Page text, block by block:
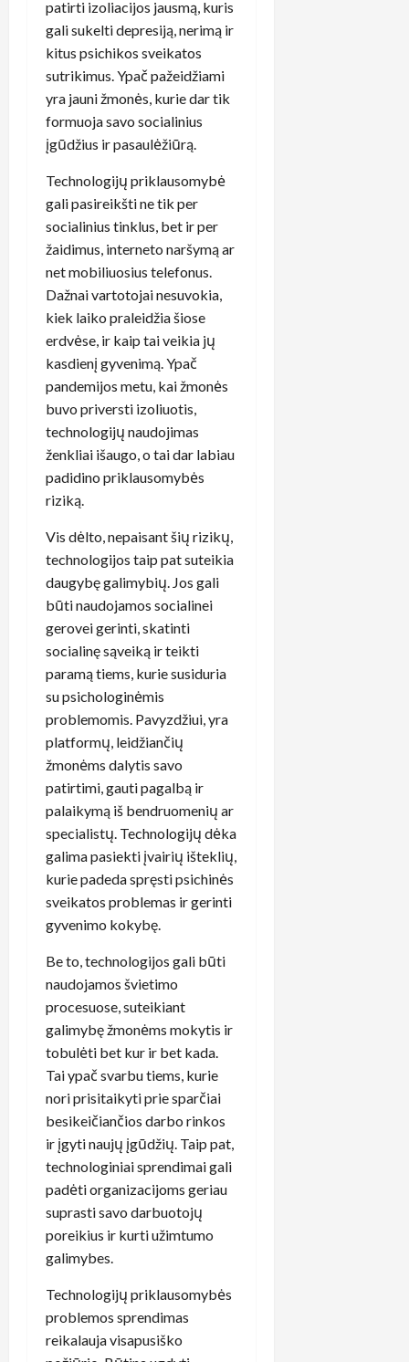
patirti izoliacijos jausmą, kuris
gali sukelti depresiją, nerimą ir
kitus psichikos sveikatos
sutrikimus. Ypač pažeidžiami
yra jauni žmonės, kurie dar tik
formuoja savo socialinius
įgūdžius ir pasaulėžiūrą.
Technologijų priklausomybė
gali pasireikšti ne tik per
socialinius tinklus, bet ir per
žaidimus, interneto naršymą ar
net mobiliuosius telefonus.
Dažnai vartotojai nesuvokia,
kiek laiko praleidžia šiose
erdvėse, ir kaip tai veikia jų
kasdienį gyvenimą. Ypač
pandemijos metu, kai žmonės
buvo priversti izoliuotis,
technologijų naudojimas
ženkliai išaugo, o tai dar labiau
padidino priklausomybės
riziką.
Vis dėlto, nepaisant šių rizikų,
technologijos taip pat suteikia
daugybę galimybių. Jos gali
būti naudojamos socialinei
gerovei gerinti, skatinti
socialinę sąveiką ir teikti
paramą tiems, kurie susiduria
su psichologinėmis
problemomis. Pavyzdžiui, yra
platformų, leidžiančių
žmonėms dalytis savo
patirtimi, gauti pagalbą ir
palaikymą iš bendruomenių ar
specialistų. Technologijų dėka
galima pasiekti įvairių išteklių,
kurie padeda spręsti psichinės
sveikatos problemas ir gerinti
gyvenimo kokybę.
Be to, technologijos gali būti
naudojamos švietimo
procesuose, suteikiant
galimybę žmonėms mokytis ir
tobulėti bet kur ir bet kada.
Tai ypač svarbu tiems, kurie
nori prisitaikyti prie sparčiai
besikeičiančios darbo rinkos
ir įgyti naujų įgūdžių. Taip pat,
technologiniai sprendimai gali
padėti organizacijoms geriau
suprasti savo darbuotojų
poreikius ir kurti užimtumo
galimybes.
Technologijų priklausomybės
problemos sprendimas
reikalauja visapusiško